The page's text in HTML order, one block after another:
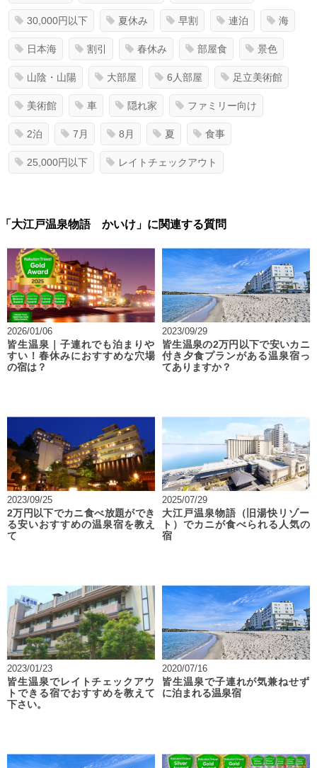
30,000円以下 夏休み 早割 連泊 海
日本海 割引 春休み 部屋食 景色
山陰・山陽 大部屋 6人部屋 足立美術館
美術館 車 隠れ家 ファミリー向け
2泊 7月 8月 夏 食事
25,000円以下 レイトチェックアウト
「大江戸温泉物語 かいけ」に関連する質問
2026/01/06
皆生温泉｜子連れでも泊まりや
すい！春休みにおすすめな穴場
の宿は？
2023/09/29
皆生温泉の2万円以下で安いカニ
付き夕食プランがある温泉宿っ
てありますか？
2023/09/25
2万円以下でカニ食べ放題ができ
る安いおすすめの温泉宿を教え
て
2025/07/29
大江戸温泉物語（旧湯快リゾー
ト）でカニが食べられる人気の
宿
2023/01/23
皆生温泉でレイトチェックアウ
トできる宿でおすすめを教えて
下さい。
2020/07/16
皆生温泉で子連れが気兼ねせず
に泊まれる温泉宿